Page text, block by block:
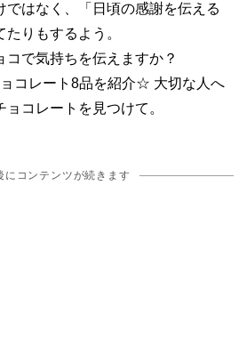
ではなく、「日頃の感謝を伝える
りもするよう。
コで気持ちを伝えますか？
コレート8品を紹介☆ 大切な人へ
コレートを見つけて。
にコンテンツが続きます